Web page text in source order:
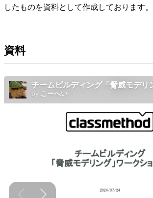
したものを資料として作成しております。
資料